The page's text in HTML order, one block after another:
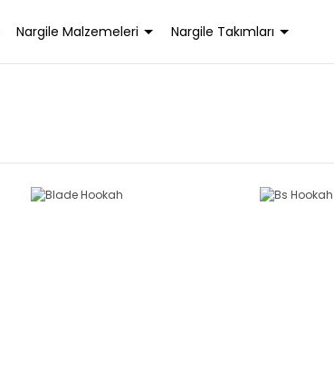
Nargile Malzemeleri Nargile Takımları